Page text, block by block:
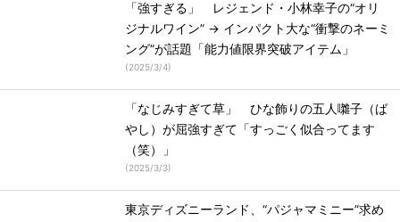
「強すぎる」 レジェンド・小林幸子の“オリ
ジナルワイン” → インパクト大な“衝撃のネーミ
ング”が話題「能力値限界突破アイテム」
(2025/3/4)
「なじみすぎて草」 ひな飾りの五人囃子（ば
やし）が屈強すぎて「すっごく似合ってます
（笑）」
(2025/3/3)
東京ディズニーランド、“パジャマミニー”求め